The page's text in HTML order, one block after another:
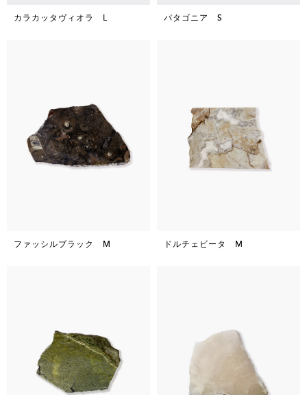
カラカッタヴィオラ L パタゴニア S
ファッシルブラック M ドルチェビータ M